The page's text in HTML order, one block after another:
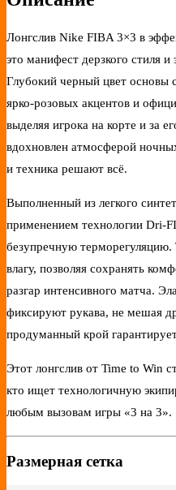
Лонгслив Nike FIBA 3×3 в
это манифест дерзкого стиля и
Глубокий черный цвет
ярко-розовых акцентов и
выделяя игрока на корте и за
вдохновлен атмосферой
и техника решают всё.
Выполненный из легкого
применением технологии Dri-
безупречную
влагу, позволяя сохранять
разгар интенсивного матча.
фиксируют рукава, не мешая
продуманный крой
Этот лонгслив от Time to Win
кто ищет технологичную
любым вызовам игры «3 на 3».
Размерная сетка